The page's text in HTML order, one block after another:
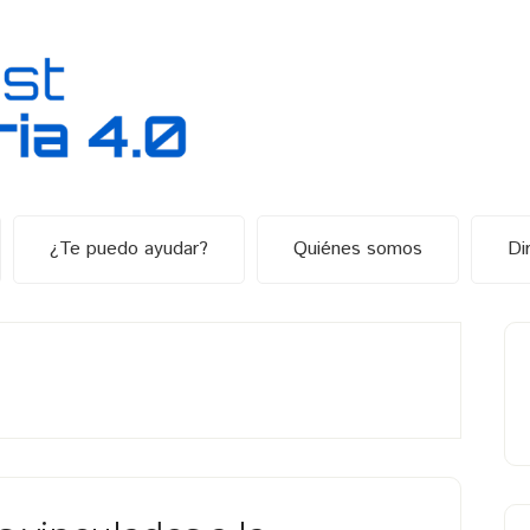
¿Te puedo ayudar? Quiénes somos